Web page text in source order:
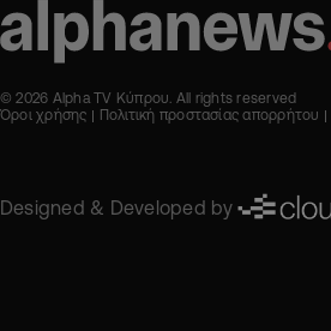
© 2026 Alpha TV Κύπρου. All rights reserved
Όροι χρήσης
Πολιτική προστασίας απορρήτου
Designed & Developed by